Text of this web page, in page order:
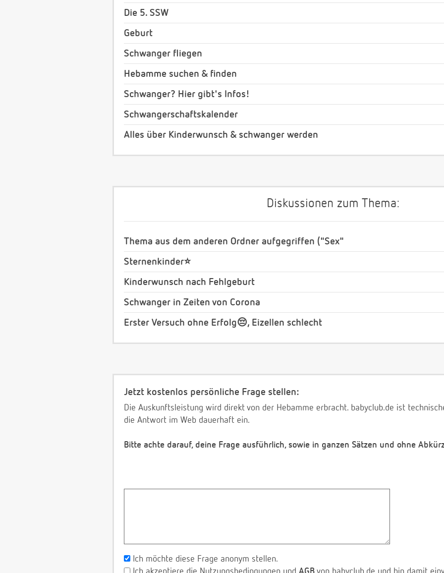
Die 5. SSW
Geburt
Schwanger fliegen
Hebamme suchen & finden
Schwanger? Hier gibt's Infos!
Schwangerschaftskalender
Alles über Kinderwunsch & schwanger werden
Diskussionen zum Thema:
Thema aus dem anderen Ordner aufgegriffen ("Sex"
Sternenkinder⭐️
Kinderwunsch nach Fehlgeburt
Schwanger in Zeiten von Corona
Erster Versuch ohne Erfolg😔, Eizellen schlecht
Jetzt kostenlos persönliche Frage stellen:
Die Auskunftsleistung wird direkt von der Hebamme erbracht. babyclub.de ist
die Antwort im Web dauerhaft ein.
Bitte achte darauf, deine Frage ausführlich, sowie in ganzen Sätzen und ohne
Ich möchte diese Frage anonym stellen.